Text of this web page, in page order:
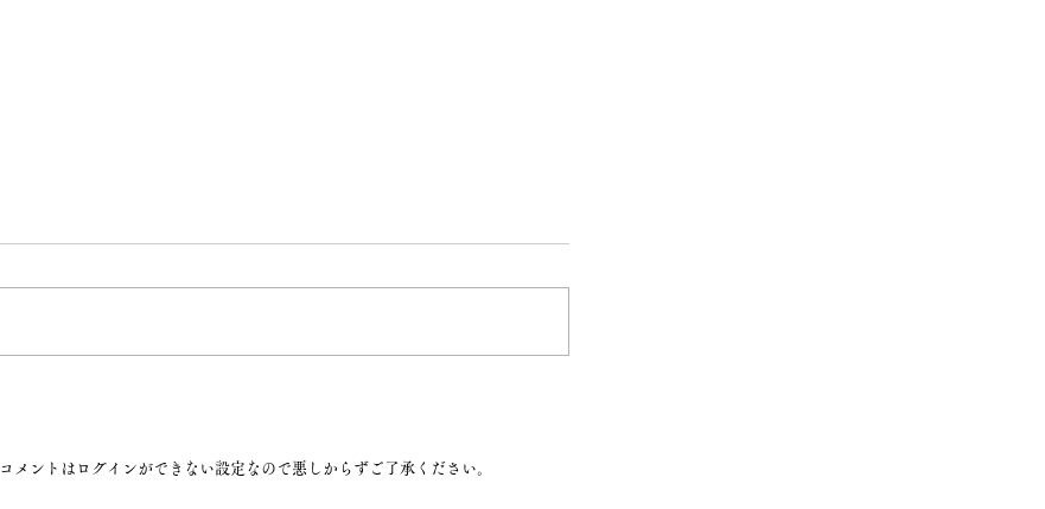
コメントはログインができない設定なので悪しからずご了承ください。